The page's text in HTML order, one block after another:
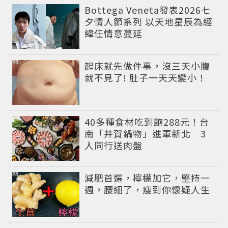
Bottega Veneta發表2026七
夕情人節系列 以天地星辰為經
緯任情意蔓延
起床就先做件事，沒三天小腹
就不見了! 肚子一天天變小！
PR
40多種食材吃到飽288元！台
南「井賀鍋物」進軍新北 3
人同行送肉盤
減肥首選，檸檬加它，堅持一
週，腰細了，瘦到你懷疑人生
PR